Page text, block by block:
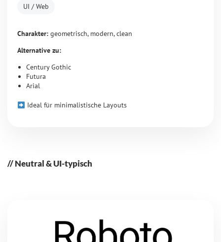
UI / Web
Charakter: geometrisch, modern, clean
Alternative zu:
Century Gothic
Futura
Arial
Ideal für minimalistische Layouts
Neutral & UI-typisch